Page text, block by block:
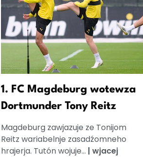
1. FC Magdeburg wotewza
Dortmunder Tony Reitz
Magdeburg zawjazuje ze Tonijom
Reitz wariabelnje zasadźomneho
hrajerja. Tutón wojuje... | wjacej